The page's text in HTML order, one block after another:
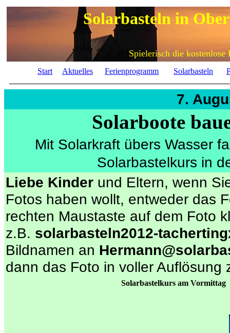
Solarbasteln in
Spielerisch die
Start Aktuelles Ferienprogramm Solarbasteln
7.
Solarboote
Mit Solarkraft übers Wasser
Solarbastelkurs in
Liebe Kinder und Eltern, wenn
Fotos haben wollt, entweder das
rechten Maustaste auf dem Foto
z.B. solarbasteln2012-
Bildnamen an
dann das Foto in voller Auflösung
Solarbastelkurs am Vormittag